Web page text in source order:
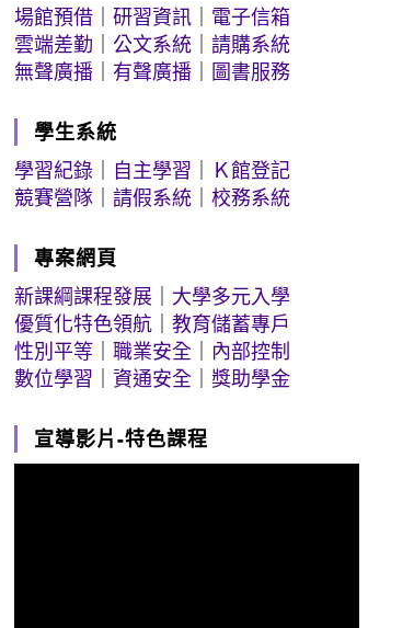
場館預借 ｜研習資訊
電子信箱
雲端差勤 ｜公文系統 ｜請購系統
無聲廣播
有聲廣播 圖書服務
學生系統
學習紀錄
自主學習
Ｋ館登記
競賽營隊 ｜請假系統 ｜校務系統
專案網頁
新課綱課程發展
大學多元入學
優質化特色領航 ｜教育儲蓄專戶
性別平等 ｜職業安全
內部控制
數位學習 ｜資通安全 ｜獎助學金
宣導影片-特色課程